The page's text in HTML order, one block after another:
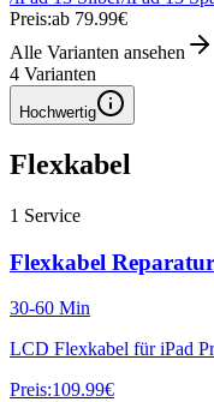
Preis:ab 79.99€
Alle Varianten ansehen
4 Varianten
Hochwertig
Flexkabel
1 Service
Flexkabel
30-60 Min
LCD Flexkabel für iPad
Preis:109.99€